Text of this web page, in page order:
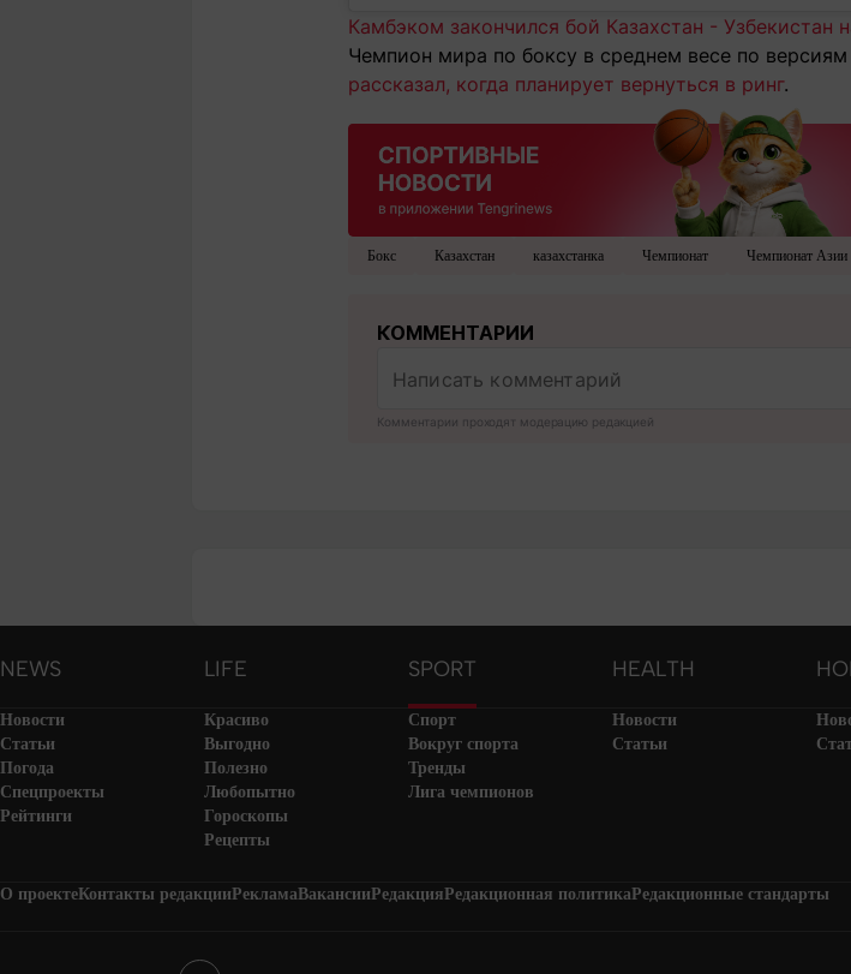
Камбэком закончился бой Казахстан - Узбекистан
Чемпион мира по боксу в среднем весе по версиям
рассказал, когда планирует вернуться в ринг.
Бокс Казахстан казахстанка Чемпионат Чемпионат Азии
КОММЕНТАРИИ
Комментарии проходят модерацию редакцией
NEWS LIFE SPORT HEALTH
Новости
Статьи
Погода
Спецпроекты
Рейтинги
Красиво
Выгодно
Полезно
Любопытно
Гороскопы
Рецепты
Спорт
Вокруг спорта
Тренды
Лига чемпионов
Новости
Статьи
О проектеКонтакты редакцииРекламаВакансииРедакцияРедакционная политикаРедакционные стандарты